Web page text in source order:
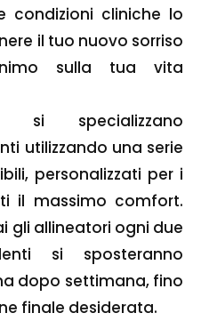
condizioni cliniche lo
il tuo nuovo sorriso
sulla tua vita
si specializzano
utilizzando una serie
personalizzati per i
il massimo comfort.
gli allineatori ogni due
si sposteranno
dopo settimana, fino
finale desiderata.